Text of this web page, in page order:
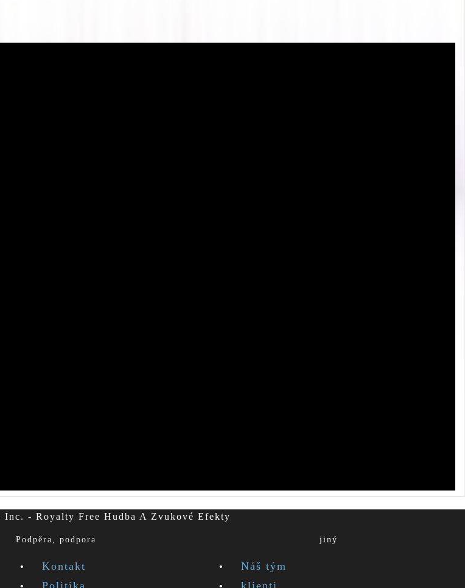
Inc. - Royalty Free Hudba A Zvukové Efekty
Podpěra, podpora
Kontakt
jiný
Náš tým